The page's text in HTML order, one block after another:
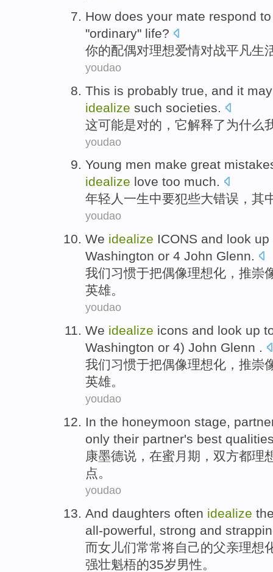
How does your mate respond to
"ordinary" life?
你的配偶对理想爱情对战平凡生
youdao
This is probably true , and it
idealize such societies
这可能是对的， 它解释了为什么
youdao
Young men make great
idealize love too much.
年轻人 一生中要犯些大错误 ， 其
youdao
We idealize ICONS and look
Washington or 4 John Glenn.
我们习惯于把偶像理想化 ，推崇
英雄。
youdao
We idealize icons and look up
Washington or 4) John Glenn .
我们习惯于把偶像理想化 ，推崇
英雄。
youdao
In the honeymoon stage,
only their partner's best
康墨德说 ， 在蜜月 期 ， 双方都理
点。
youdao
And daughters often idealize
all-powerful strong and
而女儿们常常将自己的父亲理想
强壮魁梧的35岁男性 。